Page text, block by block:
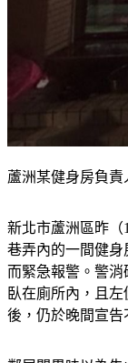
新北市蘆洲區昨（
巷弄內的一間健
而緊急報警。警消
臥在廁所內，且左